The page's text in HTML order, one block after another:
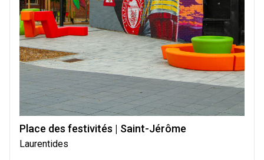
Place des festivités | Saint-Jérôme
Laurentides